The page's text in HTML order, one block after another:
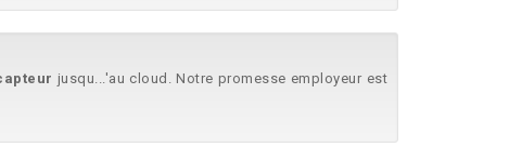
jusqu...'au cloud. Notre promesse employeur est